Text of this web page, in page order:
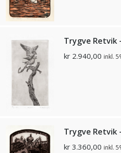
Trygve Retvik
kr 2.940,00 inkl.
Trygve Retvik
kr 3.360,00 inkl.